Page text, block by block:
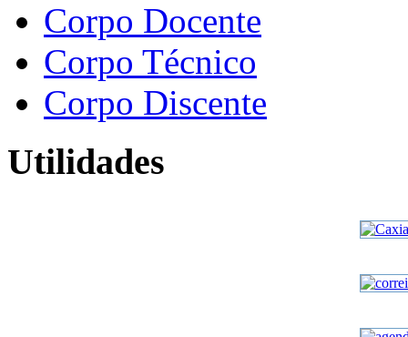
Corpo Docente
Corpo Técnico
Corpo Discente
Utilidades